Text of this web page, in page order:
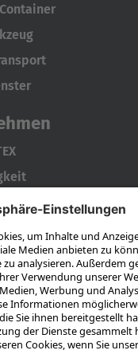
& Erfahrene
wir